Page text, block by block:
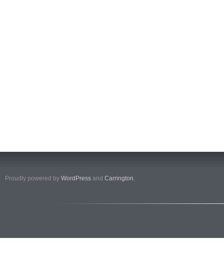
Proudly powered by WordPress and Carrington